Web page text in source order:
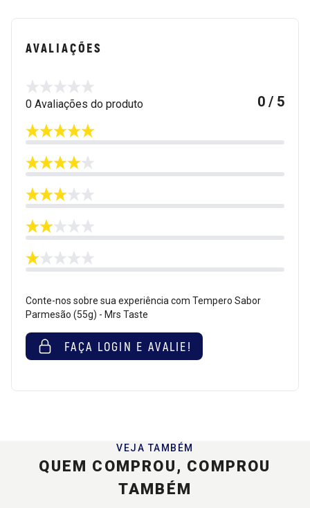
AVALIAÇÕES
0 Avaliações do produto 0 / 5
Conte-nos sobre sua experiência com Tempero Sabor
Parmesão (55g) - Mrs Taste
FAÇA LOGIN E AVALIE!
VEJA TAMBÉM
QUEM COMPROU, COMPROU
TAMBÉM